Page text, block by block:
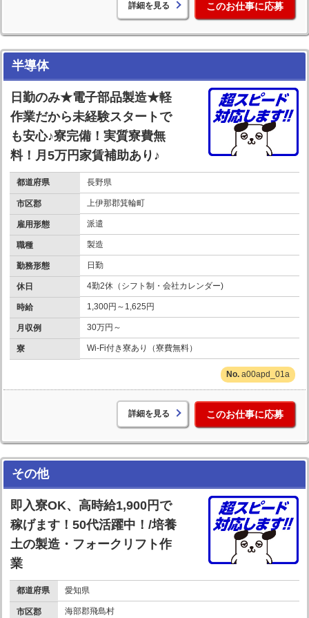
詳細を見る このお仕事に応募
半導体
日勤のみ★電子部品製造★軽
作業だから未経験スタートで
も安心♪寮完備！実質寮費無
料！月5万円家賃補助あり♪
都道府県 長野県
市区郡 上伊那郡箕輪町
雇用形態 派遣
職種 製造
勤務形態 日勤
休日 4勤2休（シフト制・会社カレンダー)
時給 1,300円～1,625円
月収例 30万円～
寮 Wi-Fi付き寮あり（寮費無料）
a00apd_01a
詳細を見る このお仕事に応募
その他
即入寮OK、高時給1,900円で
稼げます！50代活躍中！/培養
土の製造・フォークリフト作
業
都道府県 愛知県
市区郡 海部郡飛島村